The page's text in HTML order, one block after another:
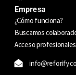
Empresa
¿Cómo funciona?
Buscamos
Acceso profesionales